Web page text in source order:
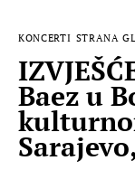
MUSIC
KONCERTI STRANA
Baez u